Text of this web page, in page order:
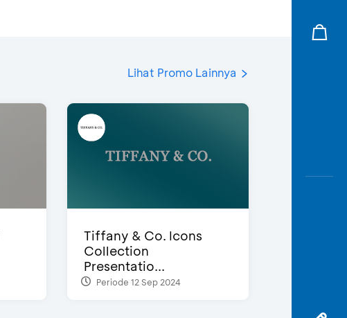
Lihat Promo Lainnya
Tiffany & Co. Icons
Collection
Presentatio...
Periode 12 Sep 2024